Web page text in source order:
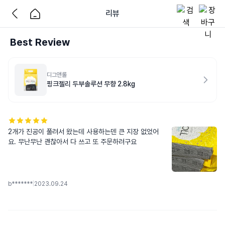
리뷰
Best Review
디그앤롤
핑크젤리 두부솔루션 무향 2.8kg
2개가 진공이 풀려서 왔는데 사용하는덴 큰 지장 없었어
요. 무난무난 괜찮아서 다 쓰고 또 주문하려구요
b******* 2023.09.24